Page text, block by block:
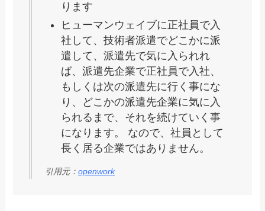
ります
ヒューマンウェイブに正社員で入
社して、技術者派遣でどこかに派
遣して、派遣先で気に入られれ
ば、派遣先企業で正社員で入社、
もしくは次の派遣先に行く事にな
り、どこかの派遣先企業に気に入
られるまで、それを続けていく事
になります。 なので、社員として
長く居る企業ではありません。
引用元：openwork